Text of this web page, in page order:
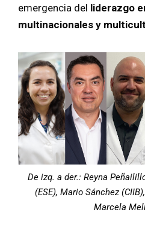
emergencia del liderazgo
multinacionales y
De izq. a der.: Reyna
(ESE), Mario Sánchez
Marcela